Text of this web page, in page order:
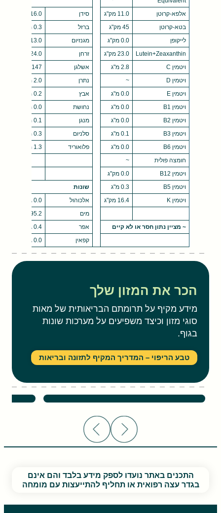
אלפא-קרוטן 11.0 מק"ג סידן
16.0 מ"ג
בטא-קרוטן
45 מק"ג ברזל
0.3 מ"ג
לייקופן
0.0 מק"ג מגנזיום
13.0 מ"ג
Lutein+Zeaxanthin
23.0 מק"ג זרחן
24.0 מ"ג
ויטמין C
2.8 מ"ג אשלגן
147 מ"ג
ויטמין D
~ נתרן
2.0 מ"ג
ויטמין E
0.0 מ"ג אבץ
0.2 מ"ג
ויטמין B1
0.0 מ"ג נחושת
0.0 מ"ג
ויטמין B2
0.0 מ"ג מנגן
0.1 מ"ג
ויטמין B3
0.1 מ"ג סלניום
0.3 מק"ג
ויטמין B6
0.0 מ"ג פלואוריד
1.3 מק"ג
חומצה פולית
~
ויטמין B12
0.0 מק"ג
ויטמין B5
0.3 מ"ג
שונות
ויטמין K
16.4 מק"ג אלכוהול
0.0 גרם
מים
95.2 גרם
~ מציין נתון חסר או לא קיים
אפר
0.4 גרם
קפאין
0.0 גרם
הכר את המזון שלך
מידע מקיף על תרומתם הבריאותית של מאות
סוגי מזון וכיצד משפיעים על מערכות שונות
בגוף.
טבע הריפוי – המדריך המקיף לתזונה ובריאות
התכנים באתר נועדו לספק מידע בלבד והם אינם
בגדר עצה רפואית או תחליף להתייעצות עם מומחה